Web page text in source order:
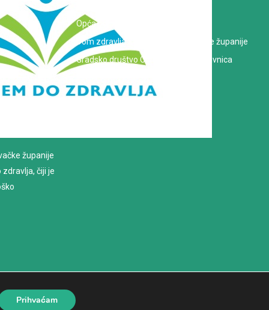
Prihvaćam
županije
čiji je
Opća bolnica dr. Tomislav Bardek
Dom zdravlja Koprivničko-križevačke županije
Gradsko društvo Crvenog križa Koprivnica